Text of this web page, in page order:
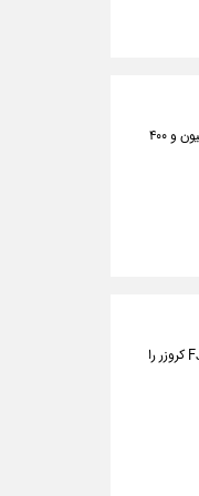
معاون مدیرعامل شرکت ملی پالایش و پخش فرآورده‌های نفتی ایران از افزایش ظرفیت پالایشی کشور به ۲ میلیون و ۴۰۰
در سکوت خبری تویوتا درباره شاسی‌بلند جدیدش، طرحی ثبت‌شده فاش شده که طراحی احتمالی نسخه مدرن FJ کروزر را